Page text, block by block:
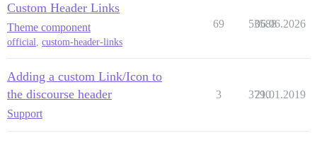
Custom Header Links
Theme component
official, custom-header-links
69 53588
06.06.2026
Adding a custom Link/Icon to
the discourse header
Support
3 3790
21.01.2019